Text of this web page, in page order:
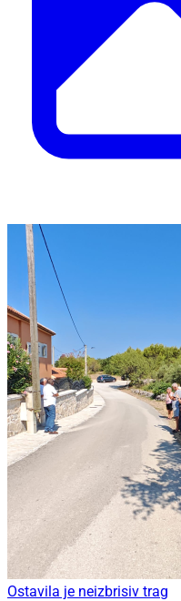
Ostavila je neizbrisiv trag